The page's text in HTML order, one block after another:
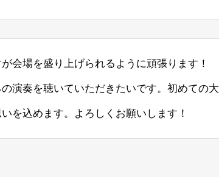
会場を盛り上げられるように頑張ります！
演奏を聴いていただきたいです。初めての大
を込めます。よろしくお願いします！